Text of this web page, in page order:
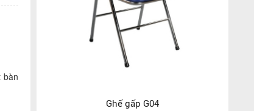
bàn
Ghế gấp G04